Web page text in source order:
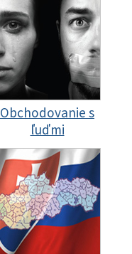
Obchodovanie s
ľuďmi